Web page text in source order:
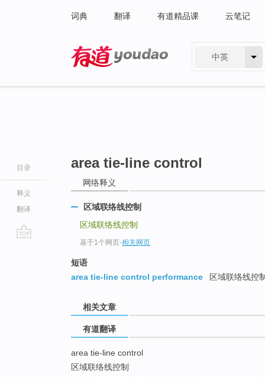
词典 翻译 有道精品课 云笔记
中英
目录
释义
翻译
area tie-line control
网络释义
区域联络线控制
区域联络线控制
基于1个网页-相关网页
短语
area tie-line control performance
区域联络线控
相关文章
有道翻译
area tie-line control
区域联络线控制